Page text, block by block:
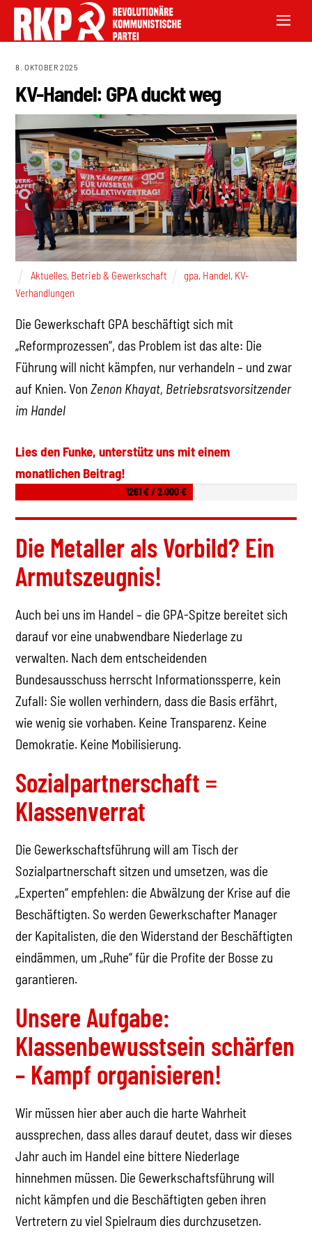
8. OKTOBER 2025
KV-Handel: GPA duckt weg
Aktuelles, Betrieb & Gewerkschaft gpa, Handel, KV-
Verhandlungen
Die Gewerkschaft GPA beschäftigt sich mit
„Reformprozessen“, das Problem ist das alte: Die
Führung will nicht kämpfen, nur verhandeln – und zwar
auf Knien. VonZenon Khayat, Betriebsratsvorsitzender
im Handel
Lies den Funke, unterstütz uns mit einem
monatlichen Beitrag!
1261 € / 2.000 €
Die Metaller als Vorbild? Ein
Armutszeugnis!
Auch bei uns im Handel – die GPA-Spitze bereitet sich
darauf vor eine unabwendbare Niederlage zu
verwalten. Nach dem entscheidenden
Bundesausschuss herrscht Informationssperre, kein
Zufall: Sie wollen verhindern, dass die Basis erfährt,
wie wenig sie vorhaben. Keine Transparenz. Keine
Demokratie. Keine Mobilisierung.
Sozialpartnerschaft =
Klassenverrat
Die Gewerkschaftsführung will am Tisch der
Sozialpartnerschaft sitzen und umsetzen, was die
„Experten“ empfehlen: die Abwälzung der Krise auf die
Beschäftigten. So werden Gewerkschafter Manager
der Kapitalisten, die den Widerstand der Beschäftigten
eindämmen, um „Ruhe“ für die Profite der Bosse zu
garantieren.
Unsere Aufgabe:
Klassenbewusstsein schärfen
– Kampf organisieren!
Wir müssen hier aber auch die harte Wahrheit
aussprechen, dass alles darauf deutet, dass wir dieses
Jahr auch im Handel eine bittere Niederlage
hinnehmen müssen. Die Gewerkschaftsführung will
nicht kämpfen und die Beschäftigten geben ihren
Vertretern zu viel Spielraum dies durchzusetzen.